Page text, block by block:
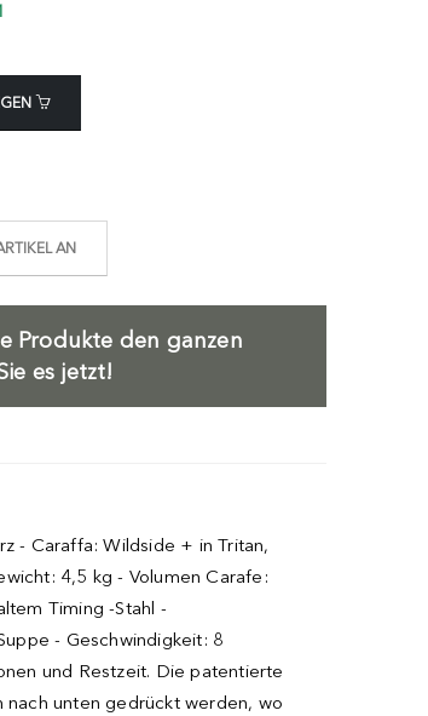
AN
Produkte den ganzen
es jetzt!
- Caraffa: Wildside + in Tritan,
4,5 kg - Volumen Carafe:
Timing -Stahl -
- Geschwindigkeit: 8
und Restzeit. Die patentierte
unten gedrückt werden, wo